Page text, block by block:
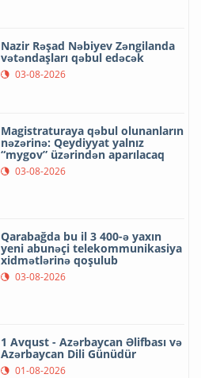
Nazir Rəşad Nəbiyev Zəngilanda
vətəndaşları qəbul edəcək
03-08-2026
Magistraturaya qəbul olunanların
nəzərinə: Qeydiyyat yalnız
“mygov” üzərindən aparılacaq
03-08-2026
Qarabağda bu il 3 400-ə yaxın
yeni abunəçi telekommunikasiya
xidmətlərinə qoşulub
03-08-2026
1 Avqust - Azərbaycan Əlifbası və
Azərbaycan Dili Günüdür
01-08-2026